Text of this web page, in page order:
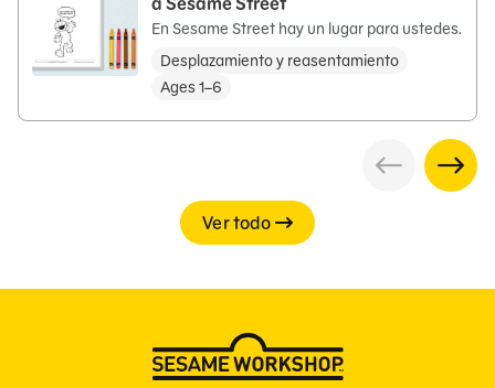
En Sesame Street hay un lugar para ustedes.
Desplazamiento y reasentamiento
Ages 1–6
Ver todo